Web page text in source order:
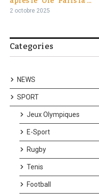
2 octobre 2025
Categories
NEWS
SPORT
Jeux Olympiques
E-Sport
Rugby
Tenis
Football